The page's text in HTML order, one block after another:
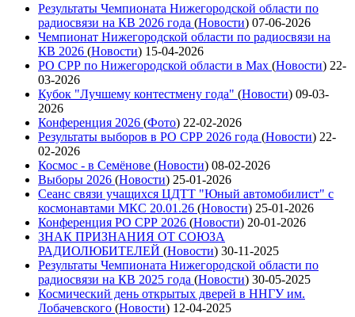
Результаты Чемпионата Нижегородской области по
радиосвязи на КВ 2026 года (Новости) 07-06-2026
Чемпионат Нижегородской области по радиосвязи на
КВ 2026 (Новости) 15-04-2026
РО СРР по Нижегородской области в Max (Новости) 22-
03-2026
Кубок "Лучшему контестмену года" (Новости) 09-03-
2026
Конференция 2026 (Фото) 22-02-2026
Результаты выборов в РО СРР 2026 года (Новости) 22-
02-2026
Космос - в Семёнове (Новости) 08-02-2026
Выборы 2026 (Новости) 25-01-2026
Сеанс связи учащихся ЦДТТ "Юный автомобилист" с
космонавтами МКС 20.01.26 (Новости) 25-01-2026
Конференция РО СРР 2026 (Новости) 20-01-2026
ЗНАК ПРИЗНАНИЯ ОТ СОЮЗА
РАДИОЛЮБИТЕЛЕЙ (Новости) 30-11-2025
Результаты Чемпионата Нижегородской области по
радиосвязи на КВ 2025 года (Новости) 30-05-2025
Космический день открытых дверей в ННГУ им.
Лобачевского (Новости) 12-04-2025